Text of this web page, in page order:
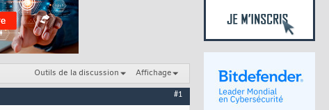
Outils de la discussion Affichage
#1